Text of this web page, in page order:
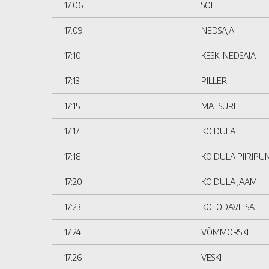
17:06 SOE
17:09 NEDSAJA
17:10 KESK-NEDSAJA
17:13 PILLERI
17:15 MATSURI
17:17 KOIDULA
17:18 KOIDULA
17:20 KOIDULA JAAM
17:23 KOLODAVITSA
17:24 VÕMMORSKI
17:26 VESKI